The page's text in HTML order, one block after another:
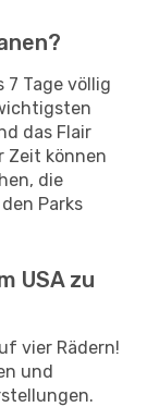
7 Tage völlig
das Flair
Zeit können
die
Parks
USA zu
vier Rädern!
und